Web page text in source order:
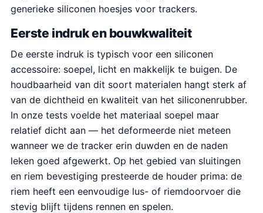
generieke siliconen hoesjes voor trackers.
Eerste indruk en bouwkwaliteit
De eerste indruk is typisch voor een siliconen
accessoire: soepel, licht en makkelijk te buigen. De
houdbaarheid van dit soort materialen hangt sterk af
van de dichtheid en kwaliteit van het siliconenrubber.
In onze tests voelde het materiaal soepel maar
relatief dicht aan — het deformeerde niet meteen
wanneer we de tracker erin duwden en de naden
leken goed afgewerkt. Op het gebied van sluitingen
en riem bevestiging presteerde de houder prima: de
riem heeft een eenvoudige lus- of riemdoorvoer die
stevig blijft tijdens rennen en spelen.